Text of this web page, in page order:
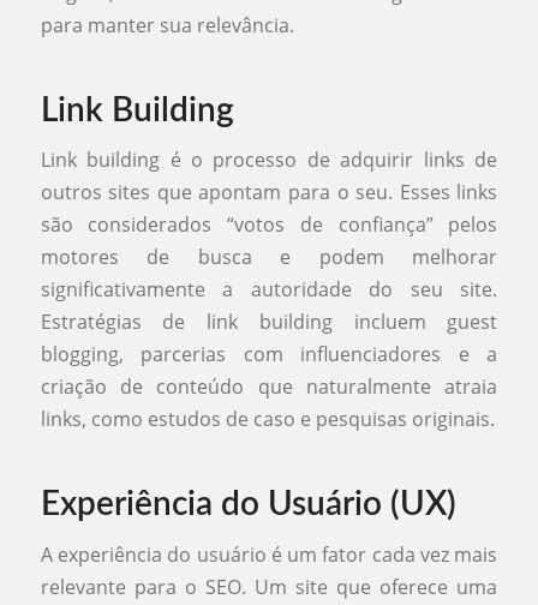
para manter sua relevância.
Link Building
Link building é o processo de adquirir links de
outros sites que apontam para o seu. Esses links
são considerados “votos de confiança” pelos
motores de busca e podem melhorar
significativamente a autoridade do seu site.
Estratégias de link building incluem guest
blogging, parcerias com influenciadores e a
criação de conteúdo que naturalmente atraia
links, como estudos de caso e pesquisas originais.
Experiência do Usuário (UX)
A experiência do usuário é um fator cada vez mais
relevante para o SEO. Um site que oferece uma